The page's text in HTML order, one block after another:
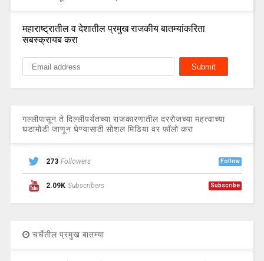
महाराष्ट्रातील व देशातील प्रमुख राजकीय बातम्यांकरिता
सबस्क्रायब करा
गल्लीपासून ते दिल्लीपर्यंतच्या राजकारणातील दररोजच्या महत्वाच्या
घडामोडी जाणून घेण्यासाठी सोशल मिडिया वर फॉलो करा
273 Followers Follow
2.09K Subscribers Subscribe
चर्चेतील प्रमुख बातम्या